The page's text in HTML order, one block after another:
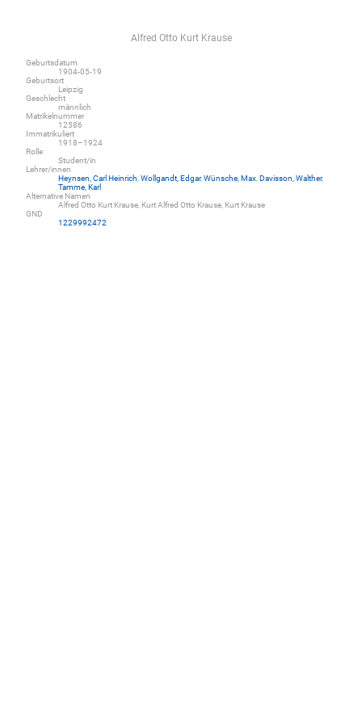
Alfred Otto Kurt Krause
Geburtsdatum
1904-05-19
Geburtsort
Leipzig
Geschlecht
männlich
Matrikelnummer
12586
Immatrikuliert
1918–1924
Rolle
Student/in
Lehrer/innen
Heynsen, Carl Heinrich Wollgandt, Edgar,Wünsche, Max Davisson, Walther,
Tamme, Karl
Alternative Namen
Alfred Otto Kurt Krause, Kurt Alfred Otto Krause, Kurt Krause
GND
1229992472